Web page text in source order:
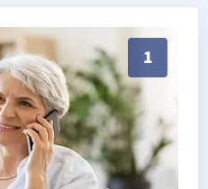
1
in Urspringen